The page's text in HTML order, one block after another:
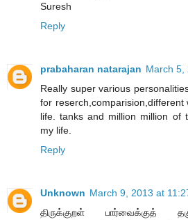
Suresh
Reply
prabaharan natarajan March 5,
Really super various
for
life. tanks and million million of
my life.
Reply
Unknown March 9, 2013 at
திருக்குறள் பார்வைக்குத்